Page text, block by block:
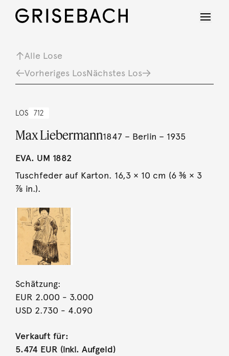
Alle Lose
Vorheriges LosNächstes Los
LOS 712
Max Liebermann1847 – Berlin – 1935
EVA. UM 1882
Tuschfeder auf Karton. 16,3 × 10 cm (6 ⅜ × 3
⅞ in.).
Schätzung:
EUR 2.000 - 3.000
USD 2.730 - 4.090
Verkauft für:
5.474 EUR (inkl. Aufgeld)